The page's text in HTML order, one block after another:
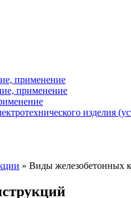
применение
применение
изделия
» Виды железобетонных